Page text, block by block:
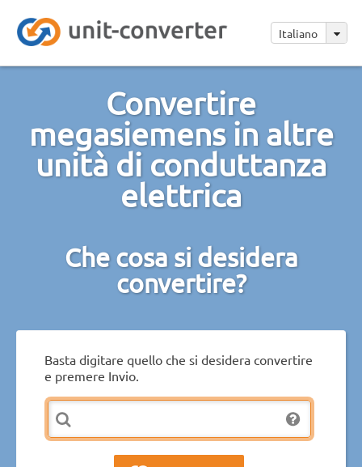
Italiano
Convertire
megasiemens in altre
unità di conduttanza
elettrica
Che cosa si desidera
convertire?
Basta digitare quello che si desidera convertire
e premere Invio.